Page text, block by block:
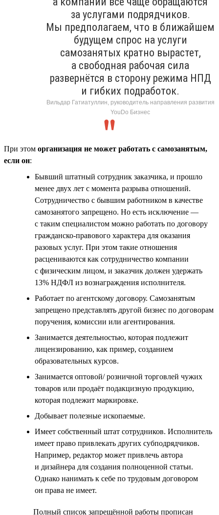
за услугами подрядчиков.
Мы предполагаем, что в ближайшем
будущем спрос на услуги
самозанятых кратно вырастет,
а свободная рабочая сила
развернётся в сторону режима НПД
и гибких подработок.
Вильдар Гатиатуллин, руководитель направления развития
YouDo Бизнес
При этом организация не может работать с самозанятым,
если он:
Бывший штатный сотрудник заказчика, и прошло
менее двух лет с момента разрыва отношений.
Сотрудничество с бывшим работником в качестве
самозанятого запрещено. Но есть исключение —
с таким специалистом можно работать по договору
гражданско-правового характера для оказания
разовых услуг. При этом такие отношения
расцениваются как сотрудничество компании
с физическим лицом, и заказчик должен удержать
13% НДФЛ из вознаграждения исполнителя.
Работает по агентскому договору. Самозанятым
запрещено представлять другой бизнес по договорам
поручения, комиссии или агентирования.
Занимается деятельностью, которая подлежит
лицензированию, как пример, созданием
образовательных курсов.
Занимается оптовой/ розничной торговлей чужих
товаров или продаёт подакцизную продукцию,
которая подлежит маркировке.
Добывает полезные ископаемые.
Имеет собственный штат сотрудников. Исполнитель
имеет право привлекать других субподрядчиков.
Например, редактор может привлечь автора
и дизайнера для создания полноценной статьи.
Однако нанимать к себе по трудовым договором
он права не имеет.
Полный список запрещённой работы прописан